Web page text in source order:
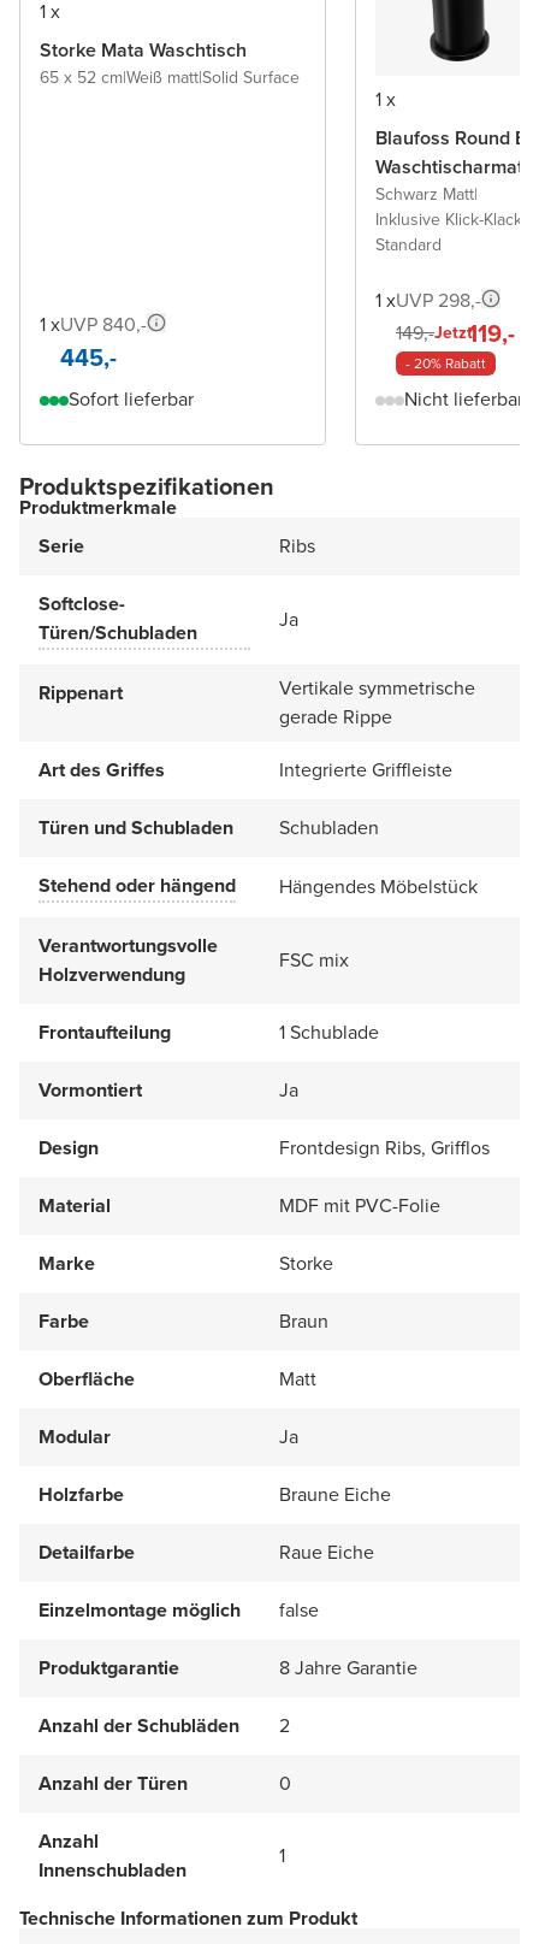
1 x
Storke Mata Waschtisch
65 x 52 cm|Weiß matt|Solid Surface
1 xUVP 840,-
445,-
Sofort lieferbar
1 x
Blaufoss Round
Schwarz Matt|
Inklusive Klick-Klack
Standard
1 xUVP 298,-
149,-Jetzt119,-
- 20% Rabatt
Nicht lieferbar
Produktspezifikationen
Produktmerkmale
Serie
Ribs
Softclose-
Türen/Schubladen
Ja
Rippenart
Vertikale symmetrische
gerade Rippe
Art des Griffes
Integrierte Griffleiste
Türen und Schubladen Schubladen
Stehend oder hängend Hängendes Möbelstück
Verantwortungsvolle
Holzverwendung
FSC mix
Frontaufteilung 1 Schublade
Vormontiert Ja
Design Frontdesign Ribs, Grifflos
Material MDF mit PVC-Folie
Marke Storke
Farbe Braun
Oberfläche Matt
Modular Ja
Holzfarbe Braune Eiche
Detailfarbe Raue Eiche
Einzelmontage möglich false
Produktgarantie 8 Jahre Garantie
Anzahl der Schubläden 2
Anzahl der Türen 0
Anzahl
Innenschubladen
1
Technische Informationen zum Produkt